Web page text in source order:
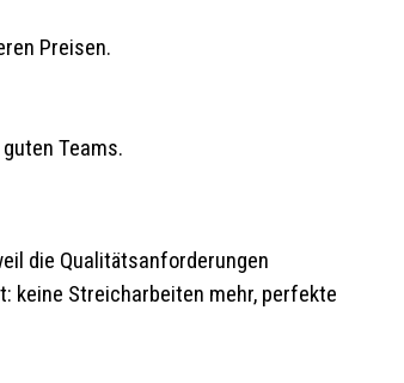
Preisen.
Teams.
die Qualitätsanforderungen
keine Streicharbeiten mehr, perfekte